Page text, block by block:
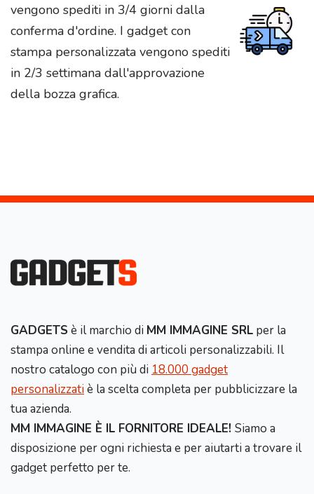
vengono spediti in 3/4 giorni dalla
conferma d'ordine. I gadget con
stampa personalizzata vengono spediti
in 2/3 settimana dall'approvazione
della bozza grafica.
GADGETS è il marchio di MM IMMAGINE SRL per la
stampa online e vendita di articoli personalizzabili. Il
nostro catalogo con più di 18.000 gadget
personalizzatiè la scelta completa per pubblicizzare la
tua azienda.
MM IMMAGINE È IL FORNITORE IDEALE! Siamo a
disposizione per ogni richiesta e per aiutarti a trovare il
gadget perfetto per te.